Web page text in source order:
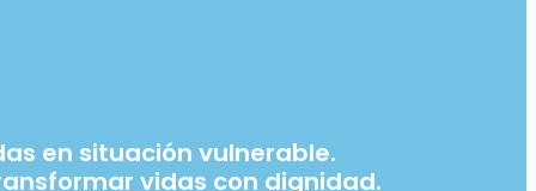
en situación vulnerable.
vidas con dignidad.